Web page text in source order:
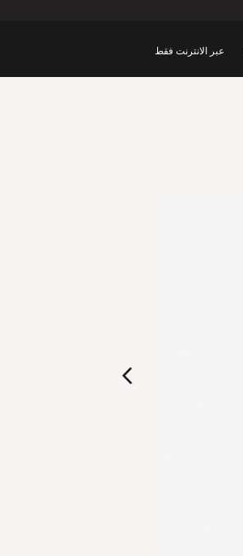
عبر الانترنت فقط